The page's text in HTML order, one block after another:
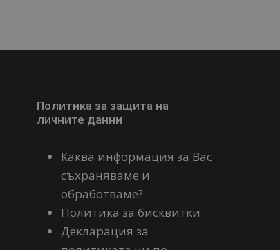
Политика за защита на
личните данни
Каква информация за Вас
съхраняваме и
обработваме?
Политика за бисквитки
Декларация за